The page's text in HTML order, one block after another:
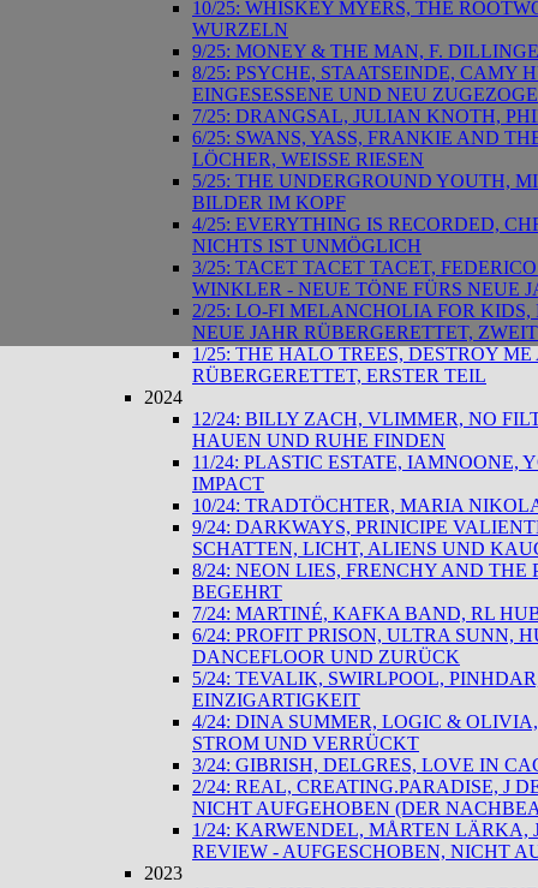
10/25: WHISKEY MYERS, THE
WURZELN
9/25: MONEY & THE MAN, F.
8/25: PSYCHE, STAATSEINDE, CAMY
EINGESESSENE UND NEU
7/25: DRANGSAL, JULIAN KNOTH,
6/25: SWANS, YASS, FRANKIE AND
LÖCHER, WEISSE RIESEN
5/25: THE UNDERGROUND YOUTH,
BILDER IM KOPF
4/25: EVERYTHING IS RECORDED,
NICHTS IST UNMÖGLICH
3/25: TACET TACET TACET,
WINKLER - NEUE TÖNE FÜRS NEUE
2/25: LO-FI MELANCHOLIA FOR
NEUE JAHR RÜBERGERETTET,
1/25: THE HALO TREES, DESTROY
RÜBERGERETTET, ERSTER TEIL
2024
12/24: BILLY ZACH, VLIMMER, NO
HAUEN UND RUHE FINDEN
11/24: PLASTIC ESTATE, IAMNOONE,
IMPACT
10/24: TRADTÖCHTER, MARIA
9/24: DARKWAYS, PRINICIPE
SCHATTEN, LICHT, ALIENS UND
8/24: NEON LIES, FRENCHY AND
BEGEHRT
7/24: MARTINÉ, KAFKA BAND, RL
6/24: PROFIT PRISON, ULTRA SUNN,
DANCEFLOOR UND ZURÜCK
5/24: TEVALIK, SWIRLPOOL,
EINZIGARTIGKEIT
4/24: DINA SUMMER, LOGIC &
STROM UND VERRÜCKT
3/24: GIBRISH, DELGRES, LOVE IN
2/24: REAL, CREATING.PARADISE, J
NICHT AUFGEHOBEN (DER
1/24: KARWENDEL, MÅRTEN LÄRKA,
REVIEW - AUFGESCHOBEN, NICHT
2023